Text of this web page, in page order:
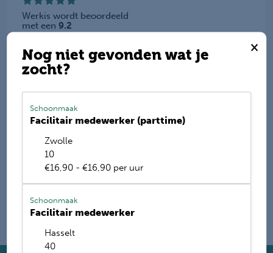
×
Nog niet gevonden wat je
zocht?
Schoonmaak
Facilitair medewerker (parttime)
Zwolle
10
€16,90 - €16,90 per uur
Schoonmaak
Facilitair medewerker
Hasselt
40
Werkis wordt beoordeeld
met een 9.2
Deel deze vacature
E-mail mij de nieuwste vacatures
Name